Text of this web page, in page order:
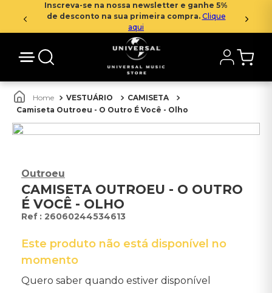
Inscreva-se na nossa newsletter e ganhe 5%
de desconto na sua primeira compra. Clique
aqui
VESTUÁRIO
CAMISETA
Camiseta Outroeu - O Outro É Você - Olho
Outroeu
CAMISETA OUTROEU - O OUTRO
É VOCÊ - OLHO
: 26060244534613
Este produto não está disponível no
momento
Quero saber quando estiver disponível